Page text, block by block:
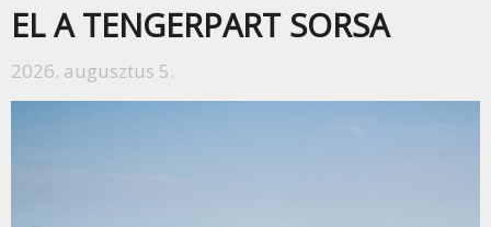
EL A TENGERPART SORSA
2026. augusztus 5.